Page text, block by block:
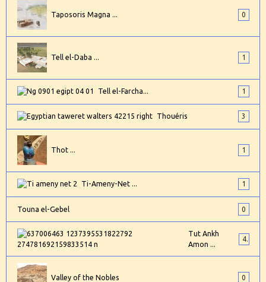
Taposoris Magna ... 0
Tell el-Daba ... 1
Tell el-Farcha... 1
Thouéris 3
Thot ... 1
Ti-Ameny-Net ... 1
Touna el-Gebel 0
Tut Ankh
Amon ...
4
Valley of the Nobles 0